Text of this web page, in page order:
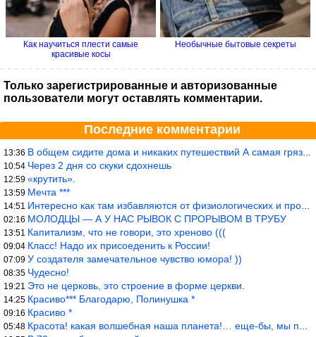
Как научиться плести самые
красивые косы
Необычные бытовые секреты
Только зарегистрированные и авторизованные
пользователи могут оставлять комментарии.
Последние комментарии
13:36 В общем сидите дома и никаких путешествий А самая грязная в от
10:54 Через 2 дня со скуки сдохнешь
12:59 «крутить».
13:59 Мечта ***
14:51 Интересно как там избавляются от физиологических и прочих отходо
02:16 МОЛОДЦЫ — А У НАС РЫВОК С ПРОРЫВОМ В ТРУБУ
13:51 Капитализм, что не говори, это хреново (((
09:04 Класс! Надо их присоеденить к России!
07:09 У создателя замечательное чувство юмора! ))
08:35 Чудесно!
19:21 Это не церковь, это строение в форме церкви.
14:25 Красиво*** Благодарю, Полинушка *
09:16 Красиво *
05:48 Красота! какая волшебная наша планета!… еще-бы, мы понимали это…